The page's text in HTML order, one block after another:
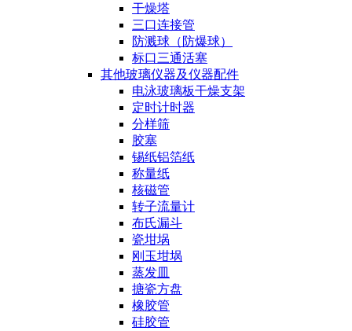
干燥塔
三口连接管
防溅球（防爆球）
标口三通活塞
其他玻璃仪器及仪器配件
电泳玻璃板干燥支架
定时计时器
分样筛
胶塞
锡纸铝箔纸
称量纸
核磁管
转子流量计
布氏漏斗
瓷坩埚
刚玉坩埚
蒸发皿
搪瓷方盘
橡胶管
硅胶管